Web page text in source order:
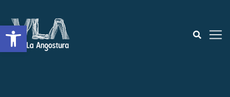
Abrir a barra de ferramentas